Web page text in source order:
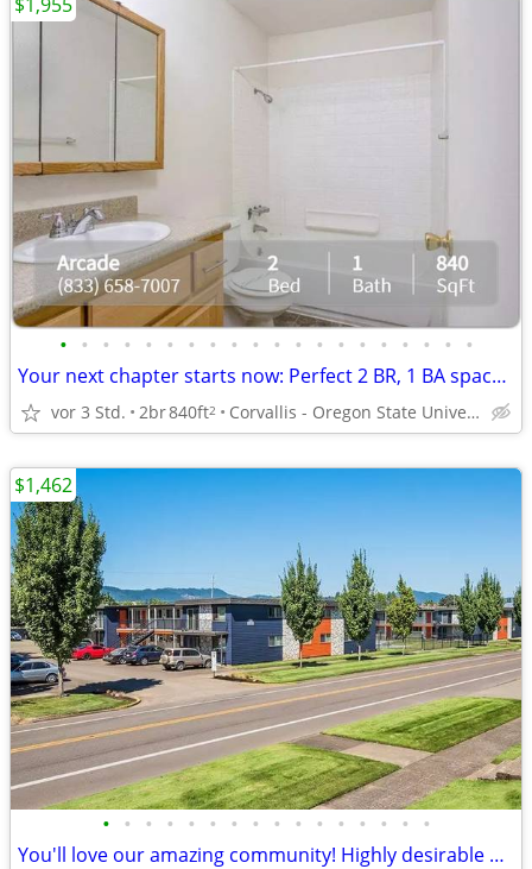
• • • • • • • • • • • • • • • • • • • •
Your next chapter starts now: Perfect 2 BR, 1 BA spaces.
vor 3 Std. 2br840ft2 Corvallis - Oregon State University
• • • • • • • • • • • • • • • •
You'll love our amazing community! Highly desirable neighborhood!
$1,462